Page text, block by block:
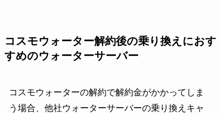
コスモウォーター解約後の乗り換えにおす
すめのウォーターサーバー
コスモウォーターの解約で解約金がかかってしま
う場合、他社ウォーターサーバーの乗り換えキャ